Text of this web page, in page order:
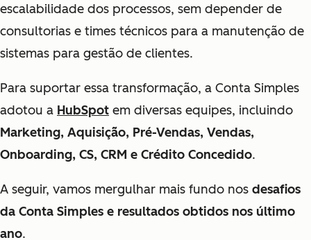
escalabilidade dos processos, sem depender de
consultorias e times técnicos para a manutenção de
sistemas para gestão de clientes.
Para suportar essa transformação, a Conta Simples
adotou a HubSpot em diversas equipes, incluindo
Marketing, Aquisição, Pré-Vendas, Vendas,
Onboarding, CS, CRM e Crédito Concedido.
A seguir, vamos mergulhar mais fundo nos desafios
da Conta Simples e resultados obtidos nos último
ano.